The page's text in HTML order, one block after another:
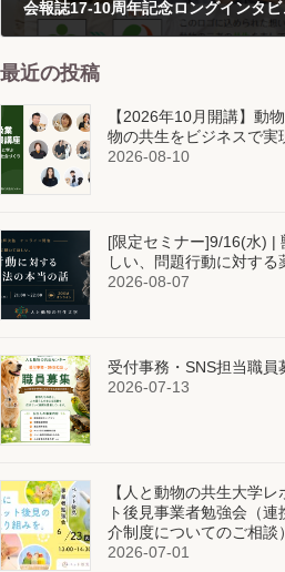
会報誌17-10周年記念ロングインタ
最近の投稿
【2026年10月開講】動
物の共生をビジネスで実
2026-08-10
[限定セミナー]9/16(水) |
しい、問題行動に対す
2026-08-07
受付事務・SNS担当職員
2026-07-13
【人と動物の共生大学
ト後見事業者勉強会（
介制度についてのご相談）
2026-07-01